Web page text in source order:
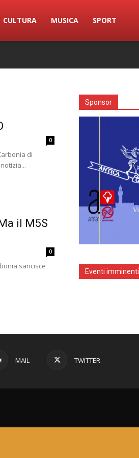
CULTURA MUSICA SPORT
0
di
il M5S
0
sancisce
Sponsor
Eventi imminenti
MAIL TWITTER